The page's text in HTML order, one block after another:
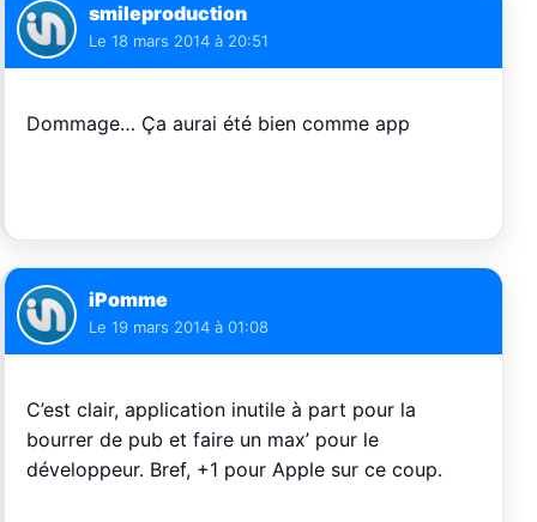
smileproduction
Le 18 mars 2014 à 20:51
Dommage… Ça aurai été bien comme app
iPomme
Le 19 mars 2014 à 01:08
C’est clair, application inutile à part pour la
bourrer de pub et faire un max’ pour le
développeur. Bref, +1 pour Apple sur ce coup.